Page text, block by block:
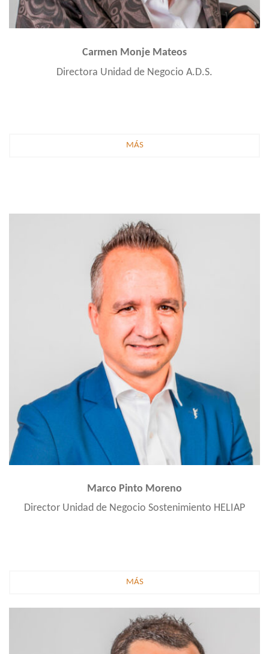
Carmen Monje Mateos
Directora Unidad de Negocio A.D.S.
MÁS
Marco Pinto Moreno
Director Unidad de Negocio Sostenimiento HELIAP
MÁS